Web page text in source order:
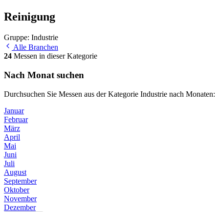
Reinigung
Gruppe: Industrie
Alle Branchen
24 Messen in dieser Kategorie
Nach Monat suchen
Durchsuchen Sie Messen aus der Kategorie Industrie nach Monaten:
Januar
Februar
März
April
Mai
Juni
Juli
August
September
Oktober
November
Dezember